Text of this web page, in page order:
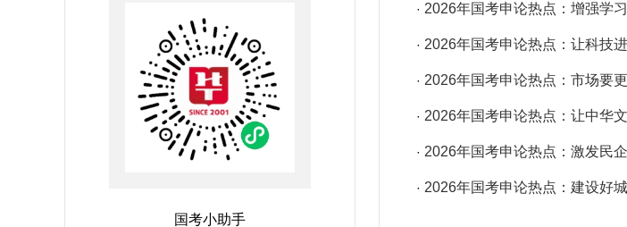
国考小助手
· 2026年国考申论热点：增强学习教
· 2026年国考申论热点：让科技
· 2026年国考申论热点：市场要更有
· 2026年国考申论热点：让中华文化符号在
· 2026年国考申论热点：激发民企创新活力
· 2026年国考申论热点：建设好